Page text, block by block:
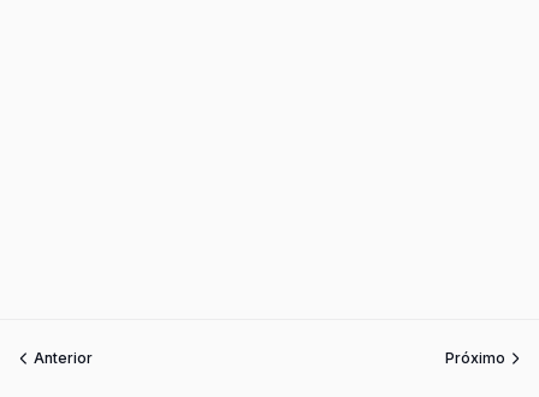
Anterior Próximo